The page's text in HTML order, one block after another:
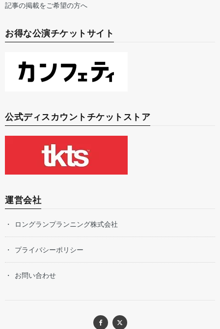
記事の掲載をご希望の方へ
お得な公演チケットサイト
公式ディスカウントチケットストア
運営会社
ロングランプランニング株式会社
プライバシーポリシー
お問い合わせ